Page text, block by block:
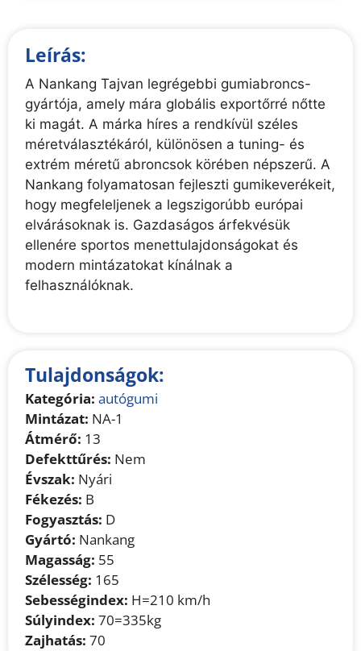
Leírás:
A Nankang Tajvan legrégebbi gumiabroncs-
gyártója, amely mára globális exportőrré nőtte
ki magát. A márka híres a rendkívül széles
méretválasztékáról, különösen a tuning- és
extrém méretű abroncsok körében népszerű. A
Nankang folyamatosan fejleszti gumikeverékeit,
hogy megfeleljenek a legszigorúbb európai
elvárásoknak is. Gazdaságos árfekvésük
ellenére sportos menettulajdonságokat és
modern mintázatokat kínálnak a
felhasználóknak.
Tulajdonságok:
Kategória: autógumi
Mintázat: NA-1
Átmérő: 13
Defekttűrés: Nem
Évszak: Nyári
Fékezés: B
Fogyasztás: D
Gyártó: Nankang
Magasság: 55
Szélesség: 165
Sebességindex: H=210 km/h
Súlyindex: 70=335kg
Zajhatás: 70